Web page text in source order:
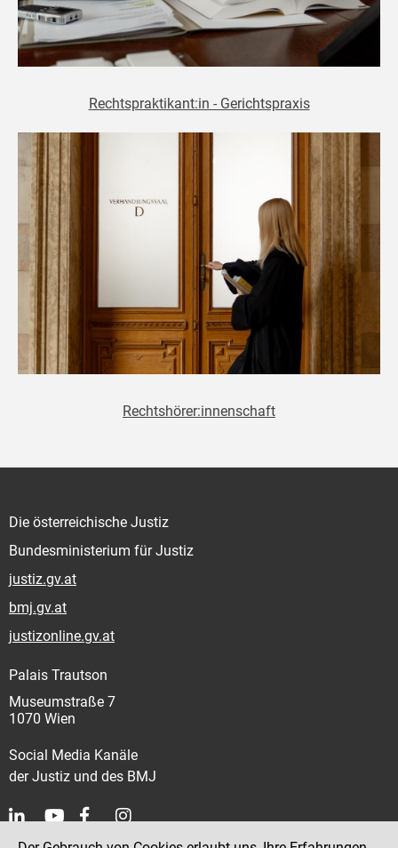
Rechtspraktikant:in - Gerichtspraxis
Rechtshörer:innenschaft
Die österreichische Justiz
Bundesministerium für Justiz
justiz.gv.at
bmj.gv.at
justizonline.gv.at
Palais Trautson
Museumstraße 7
1070 Wien
Social Media Kanäle
der Justiz und des BMJ